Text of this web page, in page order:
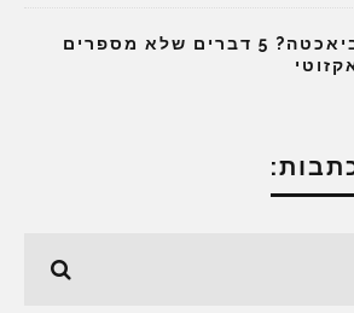
הוזמנתם לשבוע ביאכטה? 5 דברים שלא מספרים